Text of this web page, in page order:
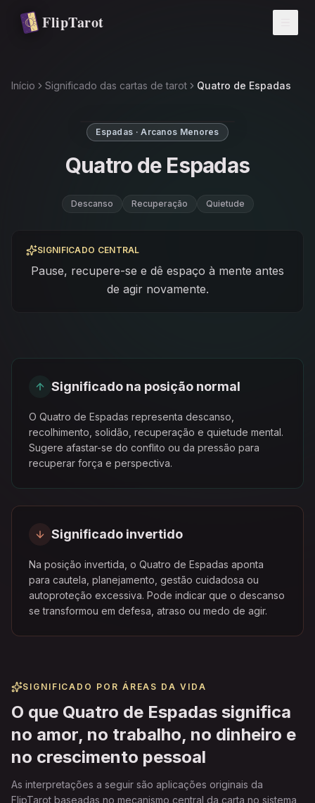
Pular para o conteúdo principal
FlipTarot
Início Significado das cartas de tarot Quatro de Espadas
Espadas · Arcanos Menores
Quatro de Espadas
Descanso Recuperação Quietude
SIGNIFICADO CENTRAL
Pause, recupere-se e dê espaço à mente antes
de agir novamente.
Significado na posição normal
O Quatro de Espadas representa descanso,
recolhimento, solidão, recuperação e quietude mental.
Sugere afastar-se do conflito ou da pressão para
recuperar força e perspectiva.
Significado invertido
Na posição invertida, o Quatro de Espadas aponta
para cautela, planejamento, gestão cuidadosa ou
autoproteção excessiva. Pode indicar que o descanso
se transformou em defesa, atraso ou medo de agir.
SIGNIFICADO POR ÁREAS DA VIDA
O que Quatro de Espadas significa
no amor, no trabalho, no dinheiro e
no crescimento pessoal
As interpretações a seguir são aplicações originais da
FlipTarot baseadas no mecanismo central da carta no sistema